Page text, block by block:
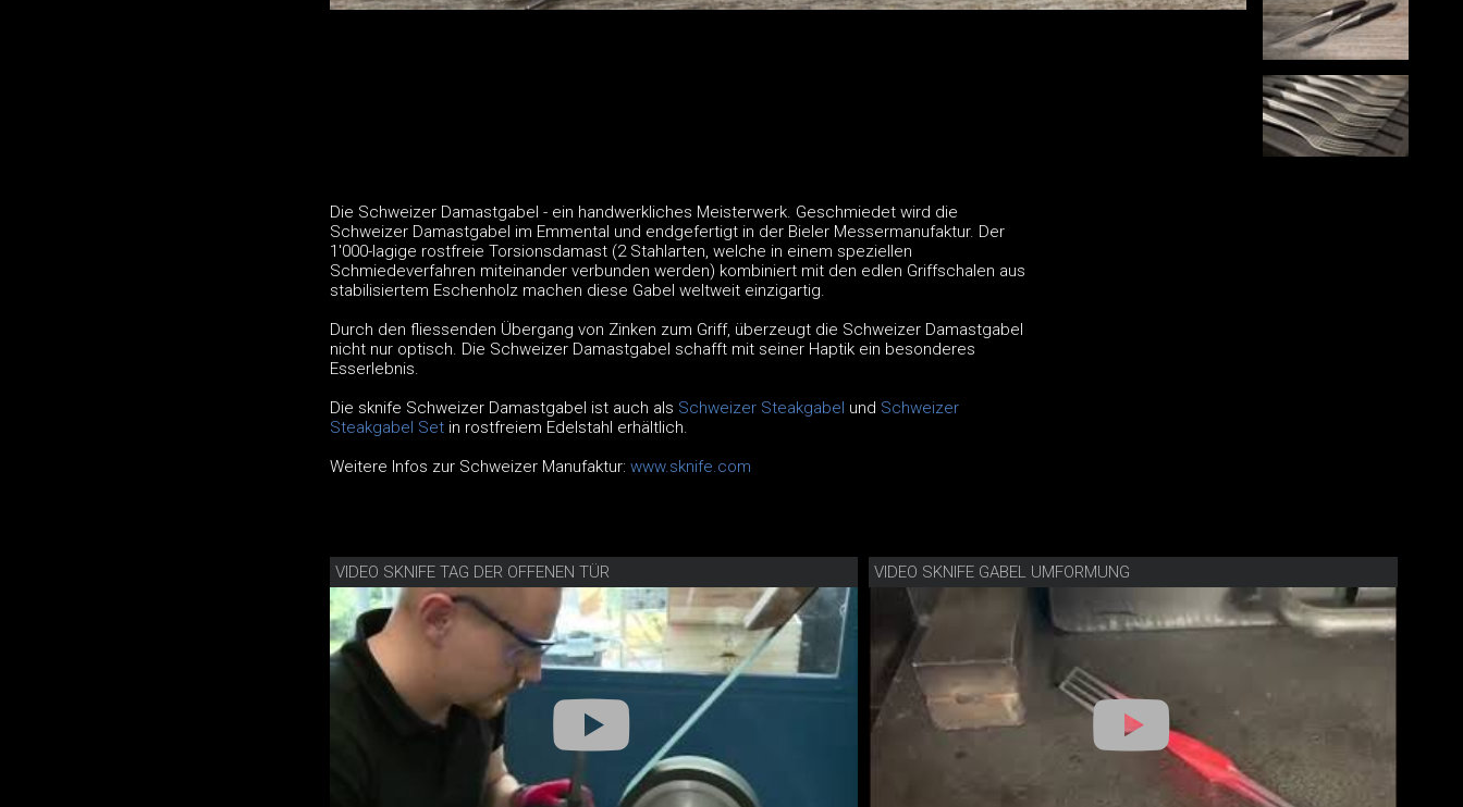
Die Schweizer Damastgabel - ein handwerkliches Meisterwerk. Geschmiedet wird die
Schweizer Damastgabel im Emmental und endgefertigt in der Bieler Messermanufaktur. Der
1'000-lagige rostfreie Torsionsdamast (2 Stahlarten, welche in einem speziellen
Schmiedeverfahren miteinander verbunden werden) kombiniert mit den edlen Griffschalen aus
stabilisiertem Eschenholz machen diese Gabel weltweit einzigartig.
Durch den fliessenden Übergang von Zinken zum Griff, überzeugt die Schweizer Damastgabel
nicht nur optisch. Die Schweizer Damastgabel schafft mit seiner Haptik ein besonderes
Esserlebnis.
Die sknife Schweizer Damastgabel ist auch als Schweizer Steakgabel und Schweizer
Steakgabel Setin rostfreiem Edelstahl erhältlich.
Weitere Infos zur Schweizer Manufaktur: www.sknife.com
VIDEO SKNIFE TAG DER OFFENEN TÜR VIDEO SKNIFE GABEL UMFORMUNG